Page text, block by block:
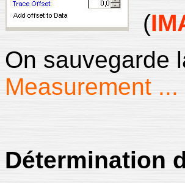
(
On sauvegarde
Measurement ...
Détermination